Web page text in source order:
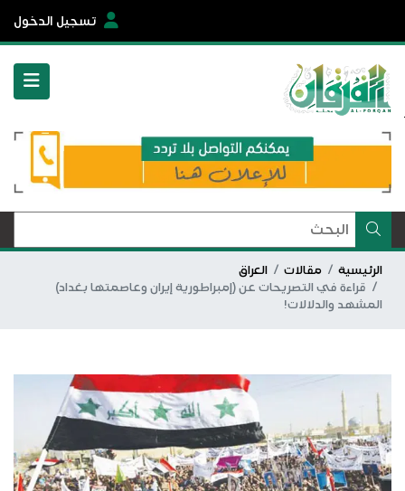
تسجيل الدخول
الرئيسية مقالات
العراق
قراءة في التصريحات عن (إمبراطورية إيران وعاصمتها بغداد)
المشهد والدلالات!